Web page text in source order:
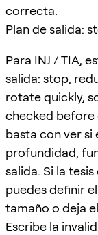
correcta.
Plan de salida:
Para INJ / TIA,
salida: stop,
rotate quickly,
checked before
basta con ver si
profundidad,
salida. Si la
puedes definir
tamaño o deja
Escribe la